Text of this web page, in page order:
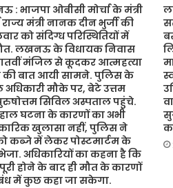
: भाजपा ओबीसी मोर्चा के मंत्री
राज्य मंत्री नानक दीन भुर्जी की
को संदिग्ध परिस्थितियों में
लखनऊ के विधायक निवास
मंजिल से कूदकर आत्महत्या
बात आयी सामने. पुलिस के
अधिकारी मौके पर, बेटे उत्तम
सिविल अस्पताल पहुंचे.
घटना के कारणों का अभी
खुलासा नहीं, पुलिस ने
कब्जे में लेकर पोस्टमार्टम के
अधिकारियों का कहना है कि
होने के बाद ही मौत के कारणों
में कुछ कहा जा सकेगा.